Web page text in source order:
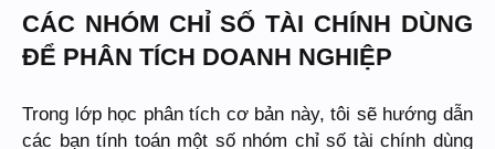
CÁC NHÓM CHỈ SỐ TÀI CHÍNH DÙNG
ĐỂ PHÂN TÍCH DOANH NGHIỆP
Trong lớp học phân tích cơ bản này, tôi sẽ hướng dẫn
các bạn tính toán một số nhóm chỉ số tài chính dùng